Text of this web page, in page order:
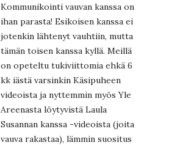
Kommunikointi vauvan kanssa on
ihan parasta! Esikoisen kanssa ei
jotenkin lähtenyt vauhtiin, mutta
tämän toisen kanssa kyllä. Meillä
on opeteltu tukiviittomia ehkä 6
kk iästä varsinkin Käsipuheen
videoista ja nyttemmin myös Yle
Areenasta löytyvistä Laula
Susannan kanssa -videoista (joita
vauva rakastaa), lämmin suositus